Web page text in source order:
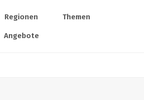
Regionen Themen
Angebote